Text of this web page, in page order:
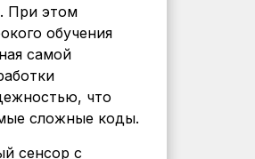
При этом
обучения
самой
что
сложные коды.
сенсор с